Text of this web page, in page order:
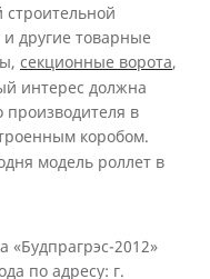
другие товарные
секционные ворота,
интерес должна
производителя в
коробом.
модель роллет в
«Будпрагрэс-2012»
по адресу: г.